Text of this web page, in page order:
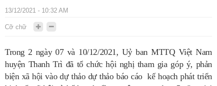
13/12/2021 - 10:32 AM
Cỡ chữ
Trong 2 ngày 07 và 10/12/2021, Uỷ ban MTTQ Việt Nam
huyện Thanh Trì đã tổ chức hội nghị tham gia góp ý, phản
biện xã hội vào dự thảo dự thảo báo cáo kế hoạch phát triển